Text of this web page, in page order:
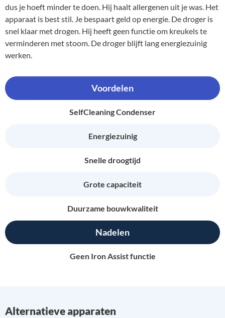
dus je hoeft minder te doen. Hij haalt allergenen uit je was. Het
apparaat is best stil. Je bespaart geld op energie. De droger is
snel klaar met drogen. Hij heeft geen functie om kreukels te
verminderen met stoom. De droger blijft lang energiezuinig
werken.
Voordelen
SelfCleaning Condenser
Energiezuinig
Snelle droogtijd
Grote capaciteit
Duurzame bouwkwaliteit
Nadelen
Geen Iron Assist functie
Alternatieve apparaten